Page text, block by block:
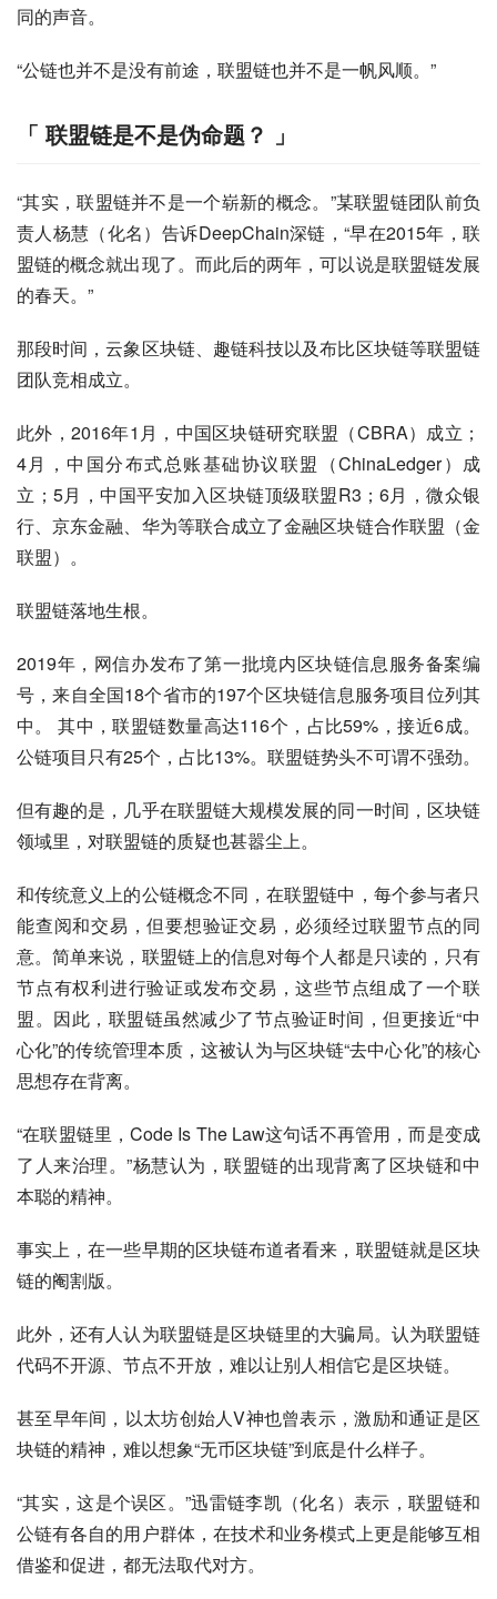
同的声音。
“公链也并不是没有前途，联盟链也并不是一帆风顺。”
「 联盟链是不是伪命题？ 」
“其实，联盟链并不是一个崭新的概念。”某联盟链团队前负
责人杨慧（化名）告诉DeepChain深链，“早在2015年，联
盟链的概念就出现了。而此后的两年，可以说是联盟链发展
的春天。”
那段时间，云象区块链、趣链科技以及布比区块链等联盟链
团队竞相成立。
此外，2016年1月，中国区块链研究联盟（CBRA）成立；
4月，中国分布式总账基础协议联盟（ChinaLedger）成
立；5月，中国平安加入区块链顶级联盟R3；6月，微众银
行、京东金融、华为等联合成立了金融区块链合作联盟（金
联盟）。
联盟链落地生根。
2019年，网信办发布了第一批境内区块链信息服务备案编
号，来自全国18个省市的197个区块链信息服务项目位列其
中。 其中，联盟链数量高达116个，占比59%，接近6成。
公链项目只有25个，占比13%。联盟链势头不可谓不强劲。
但有趣的是，几乎在联盟链大规模发展的同一时间，区块链
领域里，对联盟链的质疑也甚嚣尘上。
和传统意义上的公链概念不同，在联盟链中，每个参与者只
能查阅和交易，但要想验证交易，必须经过联盟节点的同
意。简单来说，联盟链上的信息对每个人都是只读的，只有
节点有权利进行验证或发布交易，这些节点组成了一个联
盟。因此，联盟链虽然减少了节点验证时间，但更接近“中
心化”的传统管理本质，这被认为与区块链“去中心化”的核心
思想存在背离。
“在联盟链里，Code Is The Law这句话不再管用，而是变成
了人来治理。”杨慧认为，联盟链的出现背离了区块链和中
本聪的精神。
事实上，在一些早期的区块链布道者看来，联盟链就是区块
链的阉割版。
此外，还有人认为联盟链是区块链里的大骗局。认为联盟链
代码不开源、节点不开放，难以让别人相信它是区块链。
甚至早年间，以太坊创始人V神也曾表示，激励和通证是区
块链的精神，难以想象“无币区块链”到底是什么样子。
“其实，这是个误区。”迅雷链李凯（化名）表示，联盟链和
公链有各自的用户群体，在技术和业务模式上更是能够互相
借鉴和促进，都无法取代对方。